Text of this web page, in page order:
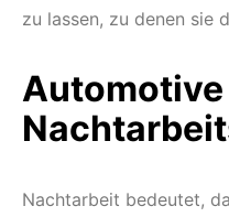
zu lassen, zu denen sie
Nachtarbeit bedeutet,